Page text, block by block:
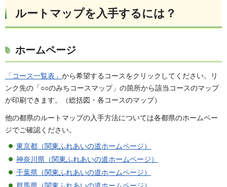
ルートマップを入手するには？
ホームページ
「コース一覧表」 から希望するコースをクリックしてください。リ
ンク先の「○○のみちコースマップ」の箇所から該当コースのマップ
が印刷できます。（総括図・各コースのマップ）
他の都県のルートマップの入手方法については各都県のホームペー
ジでご確認ください。
東京都（関東ふれあいの道ホームページ）
神奈川県（関東ふれあいの道ホームページ）
千葉県（関東ふれあいの道ホームページ）